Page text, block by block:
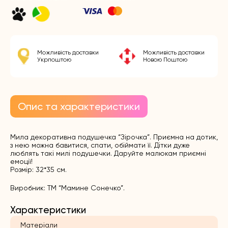
Можливість доставки
Укрпоштою
Можливість доставки
Новою Поштою
Опис та характеристики
Мила декоративна подушечка “Зірочка”. Приємна на дотик,
з нею можна бавитися, спати, обіймати її. Дітки дуже
люблять такі милі подушечки. Даруйте малюкам приємні
емоції!
Розмір: 32*35 см.
Виробник: ТМ “Мамине Сонечко”.
Характеристики
Матеріали